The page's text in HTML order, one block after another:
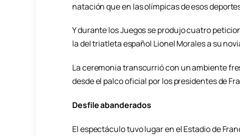
natación que en las olímpicas de esos
Y durante los Juegos se produjo cuatro
la del triatleta español Lionel Morales a su
La ceremonia transcurrió con un ambiente
desde el palco oficial por los presidentes de
Desfile abanderados
El espectáculo tuvo lugar en el Estadio de